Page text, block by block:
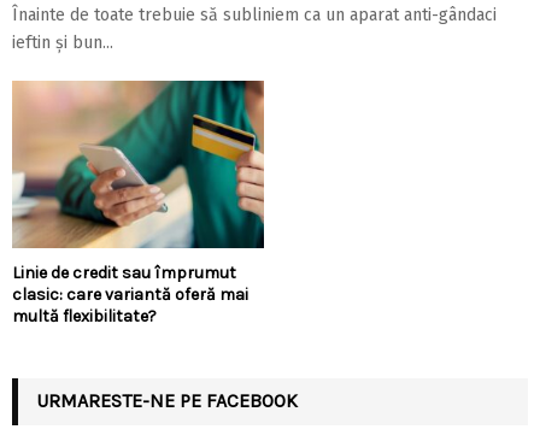
Înainte de toate trebuie să subliniem ca un aparat anti-gândaci
ieftin și bun...
Linie de credit sau împrumut
clasic: care variantă oferă mai
multă flexibilitate?
URMARESTE-NE PE FACEBOOK